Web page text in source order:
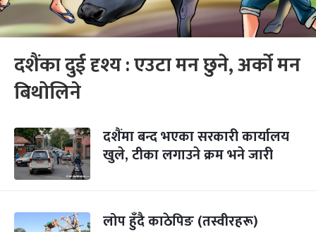
दशैंका दुई दृश्य : एउटा मन छुने, अर्को मन
बिथोलिने
दशैंमा बन्द भएका सरकारी कार्यालय
खुले, टीका लगाउने क्रम भने जारी
लोप हुँदै काठेपिङ (तस्वीरहरू)